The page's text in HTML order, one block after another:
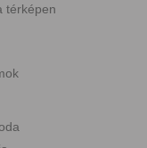
térképen